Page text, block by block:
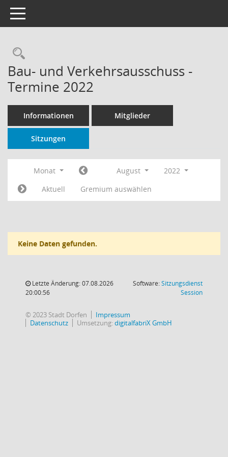
Toggle navigation
Rechercheauswahl
Bau- und Verkehrsausschuss -
Termine 2022
Informationen Mitglieder
Sitzungen
Monat August
2022
Aktuell
Gremium auswählen
Keine Daten gefunden.
Letzte Änderung: 07.08.2026
20:00:56
Software:Sitzungsdienst
Session(Wird in
© 2023 Stadt Dorfen
Impressum
Datenschutz
Umsetzung:digitalfabriX GmbH